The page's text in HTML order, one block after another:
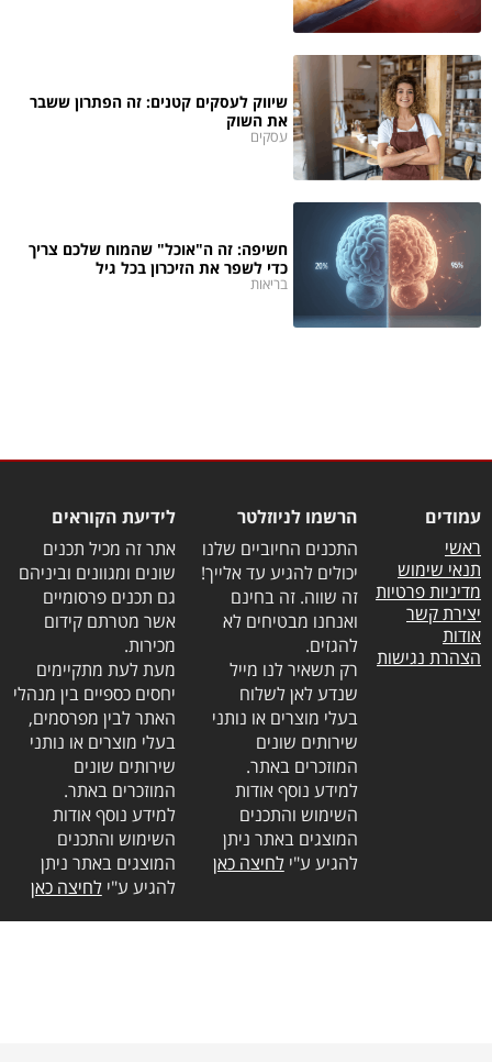
שיווק לעסקים קטנים: זה הפתרון ששבר
את השוק
עסקים
חשיפה: זה ה"אוכל" שהמוח שלכם צריך
כדי לשפר את הזיכרון בכל גיל
בריאות
עמודים
ראשי
תנאי שימוש
מדיניות פרטיות
יצירת קשר
אודות
הצהרת נגישות
הרשמו לניוזלטר
התכנים החיוביים שלנו
יכולים להגיע עד אלייך!
זה שווה. זה בחינם
ואנחנו מבטיחים לא
להגזים.
רק תשאיר לנו מייל
שנדע לאן לשלוח
בעלי מוצרים או נותני
שירותים שונים
המוזכרים באתר.
למידע נוסף אודות
השימוש והתכנים
המוצגים באתר ניתן
להגיע ע"ילחיצה כאן
לידיעת הקוראים
אתר זה מכיל תכנים
שונים ומגוונים וביניהם
גם תכנים פרסומיים
אשר מטרתם קידום
מכירות.
מעת לעת מתקיימים
יחסים כספיים בין מנהלי
האתר לבין מפרסמים,
בעלי מוצרים או נותני
שירותים שונים
המוזכרים באתר.
למידע נוסף אודות
השימוש והתכנים
המוצגים באתר ניתן
להגיע ע"ילחיצה כאן